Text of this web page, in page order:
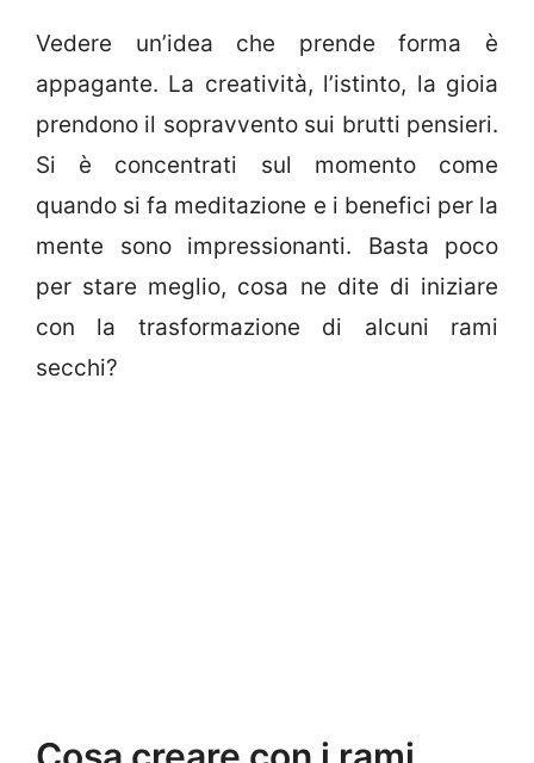
Vedere un’idea che prende forma è
appagante. La creatività, l’istinto, la gioia
prendono il sopravvento sui brutti pensieri.
Si è concentrati sul momento come
quando si fa meditazione e i benefici per la
mente sono impressionanti. Basta poco
per stare meglio, cosa ne dite di iniziare
con la trasformazione di alcuni rami
secchi?